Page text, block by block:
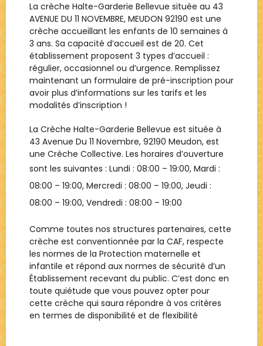
La crèche Halte-Garderie Bellevue située au 43
AVENUE DU 11 NOVEMBRE, MEUDON 92190 est une
crèche accueillant les enfants de 10 semaines à
3 ans. Sa capacité d’accueil est de 20. Cet
établissement proposent 3 types d’accueil :
régulier, occasionnel ou d’urgence. Remplissez
maintenant un formulaire de pré-inscription pour
avoir plus d’informations sur les tarifs et les
modalités d’inscription !
La Crèche Halte-Garderie Bellevue est située à
43 Avenue Du 11 Novembre, 92190 Meudon, est
une Crèche Collective. Les horaires d’ouverture
sont les suivantes : Lundi : 08:00 – 19:00, Mardi :
08:00 – 19:00, Mercredi : 08:00 – 19:00, Jeudi :
08:00 – 19:00, Vendredi : 08:00 – 19:00
Comme toutes nos structures partenaires, cette
crèche est conventionnée par la CAF, respecte
les normes de la Protection maternelle et
infantile et répond aux normes de sécurité d’un
Établissement recevant du public. C’est donc en
toute quiétude que vous pouvez opter pour
cette crèche qui saura répondre à vos critères
en termes de disponibilité et de flexibilité